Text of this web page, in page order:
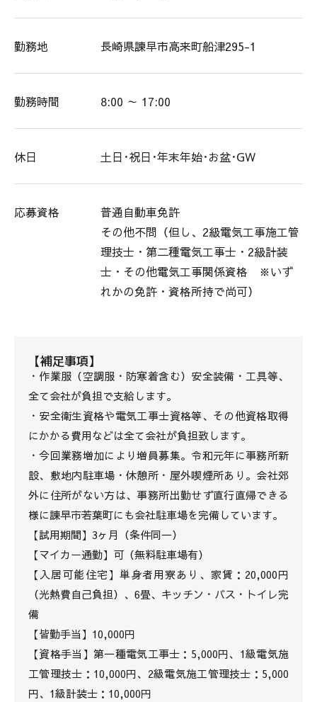
勤務地
勤務時間
休日
応募資格
長崎県諫早市高来町船津295-1
8:00 ～ 17:00
土日･祝日･年末年始･お盆･GW
普通自動車免許
その他不問（但し、2級電気工事施工管
理技士・第二種電気工事士・2級計装
士・その他電気工事関係資格 ※いず
れかの免許・資格所持で尚可）
【補足事項】
・作業服（空調服・防寒着含む）安全装備・工具等、
全て会社が負担で支給します。
・安全衛生資格や電気工事士資格等、その他資格取得
にかかる費用などは全て会社が負担致します。
・今回業務増加により増員募集。令和元年に事務所新
設、敷地内駐車場・休憩所・屋外喫煙所あり。会社郊
外に住所がない方は、事務所出勤せず直行直帰できる
様に諫早市若葉町にも会社駐車場を完備しています。
【試用期間】3ヶ月（条件同一）
【マイカー通勤】可（無料駐車場有）
【入居可能住宅】単身者用寮あり、家賃：20,000円
（光熱費自己負担）、6畳、キッチン・バス・トイレ完
備
【皆勤手当】10,000円
【資格手当】第一種電気工事士：5,000円、1級電気施
工管理技士：10,000円、2級電気施工管理技士：5,000
円、1級計装士：10,000円